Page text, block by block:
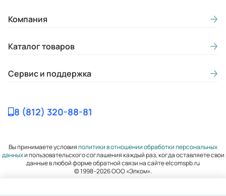
Компания
Каталог товаров
Сервис и поддержка
8 (812) 320-88-81
Вы принимаете условияполитики в отношении обработки персональных
данныхи пользовательского соглашения каждый раз, когда оставляете свои
данные в любой форме обратной связи на сайте elcomspb.ru
© 1998–2026 ООО «Элком».